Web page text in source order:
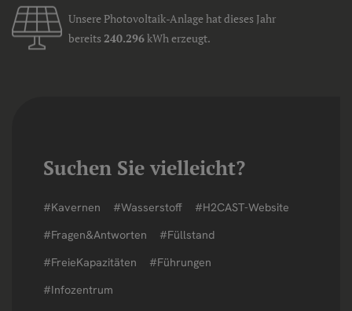
Unsere Photovoltaik-Anlage hat dieses Jahr
bereits 240.296kWh erzeugt.
Suchen Sie vielleicht?
#Kavernen #Wasserstoff
#H2CAST-Website
#Fragen&Antworten
#Füllstand
#FreieKapazitäten
#Führungen
#Infozentrum